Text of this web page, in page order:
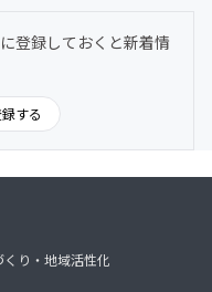
地方競馬予想も配信
りますが、2980円の
用に作らせて頂いた物
合はそちらの方に加入
数でも2980円のプラ
登録しておくと新着情
する
くり・地域活性化